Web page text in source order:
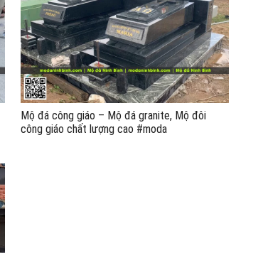
Mộ đá công giáo – Mộ đá granite, Mộ đôi
công giáo chất lượng cao #moda